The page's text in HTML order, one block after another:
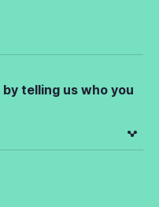
telling us who you